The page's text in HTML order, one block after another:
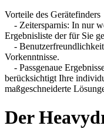
Vorteile des Gerätefinders
- Zeitersparnis: In nur
Ergebnisliste der für Sie
-
Vorkenntnisse.
- Passgenaue
berücksichtigt Ihre
maßgeschneiderte
Der